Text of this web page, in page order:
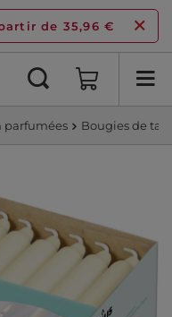
de 35,96 €
parfumées Bougies de